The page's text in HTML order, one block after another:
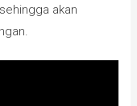
akan